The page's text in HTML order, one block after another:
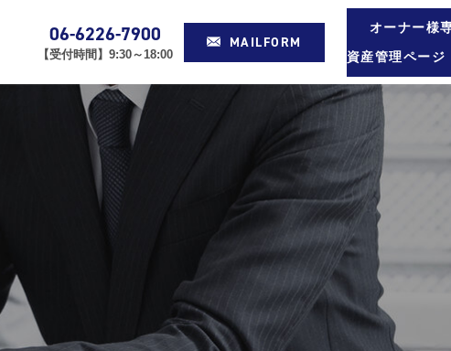
06-6226-7900
【受付時間】9:30～18:00
MAILFORM
オーナー様
資産管理ページ